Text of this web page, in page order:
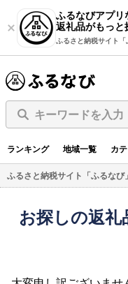
ふるなびアプリ
返礼品がもっと
ふるさと納税サイト「
キーワードを入力
ランキング 地域一覧 カ
ふるさと納税サイト「ふるなび」
お探しの返